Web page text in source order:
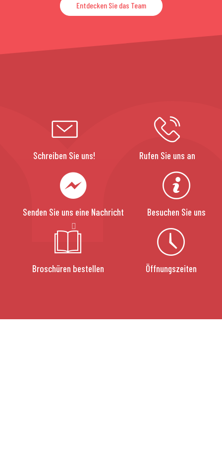
Entdecken Sie das Team
Schreiben Sie uns! Rufen Sie uns an
Senden Sie uns eine Nachricht Besuchen Sie uns
Broschüren bestellen Öffnungszeiten